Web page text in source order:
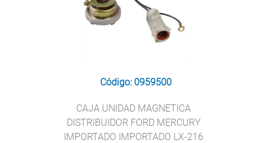
Código: 0959500
CAJA UNIDAD MAGNETICA
DISTRIBUIDOR FORD MERCURY
IMPORTADO IMPORTADO LX-216